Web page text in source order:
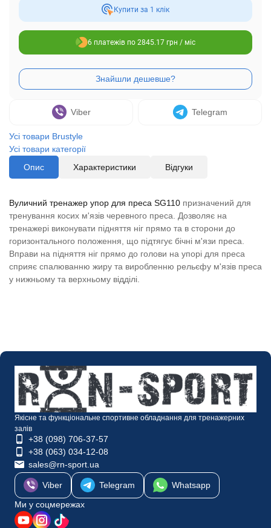
Купити за 1 клiк
6 платежів по 2845.17 грн / міс
Viber Telegram
Усі товари Brustyle
Усі товари категорії
Опис
Характеристики Відгуки
Вуличний тренажер упор для преса SG110 призначений для
тренування косих м'язів черевного преса. Дозволяє на
тренажері виконувати підняття ніг прямо та в сторони до
горизонтального положення, що підтягує бічні м'язи преса.
Вправи на підняття ніг прямо до голови на упорі для преса
сприяє спалюванню жиру та виробленню рельєфу м'язів преса
у нижньому та верхньому відділі.
Якісне та функціональне спортивне обладнання для тренажерних
залів
+38 (098) 706-37-57
+38 (063) 034-12-08
sales@rn-sport.ua
Viber Telegram
Whatsapp
Ми у соцмережах